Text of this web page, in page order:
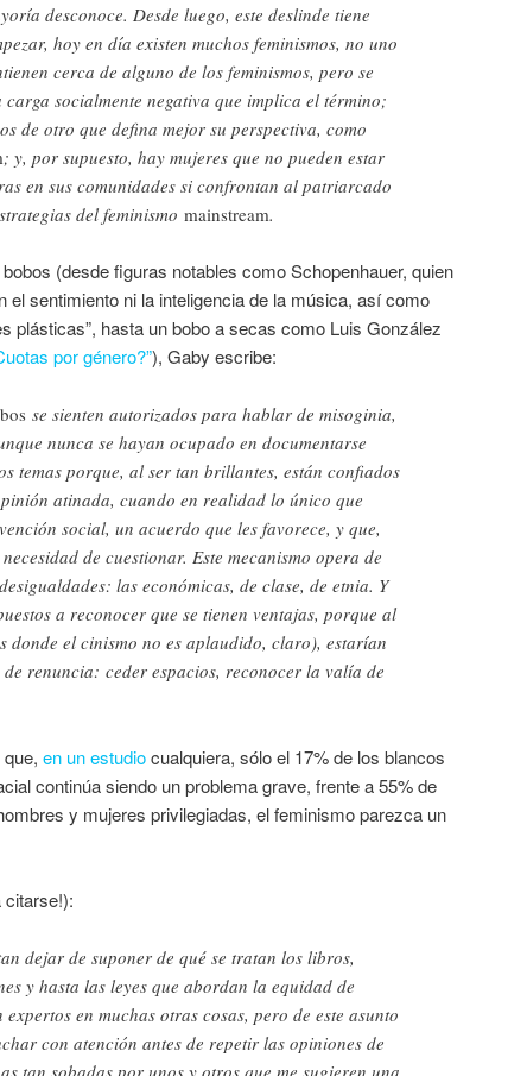
desconoce. Desde luego, este deslinde tiene
hoy en día existen muchos feminismos, no uno
cerca de alguno de los feminismos, pero se
socialmente negativa que implica el término;
de otro que defina mejor su perspectiva, como
; y, por supuesto, hay mujeres que no pueden estar
en sus comunidades si confrontan al patriarcado
del feminismo mainstream.
(desde figuras notables como Schopenhauer, quien
el sentimiento ni la inteligencia de la música, así como
plásticas”, hasta un bobo a secas como Luis González
por género?”), Gaby escribe:
se sienten autorizados para hablar de misoginia,
nunca se hayan ocupado en documentarse
temas porque, al ser tan brillantes, están confiados
atinada, cuando en realidad lo único que
social, un acuerdo que les favorece, y que,
de cuestionar. Este mecanismo opera de
las económicas, de clase, de etnia. Y
a reconocer que se tienen ventajas, porque al
donde el cinismo no es aplaudido, claro), estarían
renuncia: ceder espacios, reconocer la valía de
en un estudiocualquiera, sólo el 17% de los blancos
continúa siendo un problema grave, frente a 55% de
y mujeres privilegiadas, el feminismo parezca un
citarse!):
dejar de suponer de qué se tratan los libros,
y hasta las leyes que abordan la equidad de
expertos en muchas otras cosas, pero de este asunto
con atención antes de repetir las opiniones de